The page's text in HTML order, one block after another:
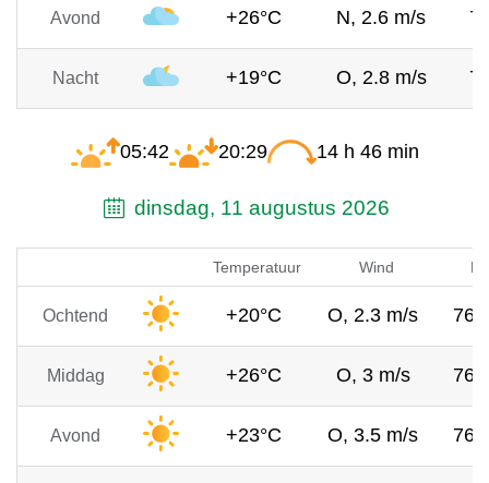
Avond +26°C N, 2.6 m/s
Nacht +19°C O, 2.8 m/s
05:42 20:29 14 h 46 min
dinsdag, 11 augustus 2026
Temperatuur Wind
Ochtend +20°C O, 2.3 m/s
Middag +26°C O, 3 m/s
Avond +23°C O, 3.5 m/s